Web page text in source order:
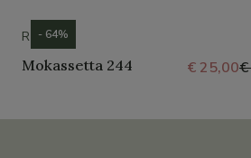
ROMIKA
Mokassetta 244 € 25,00
- 64%